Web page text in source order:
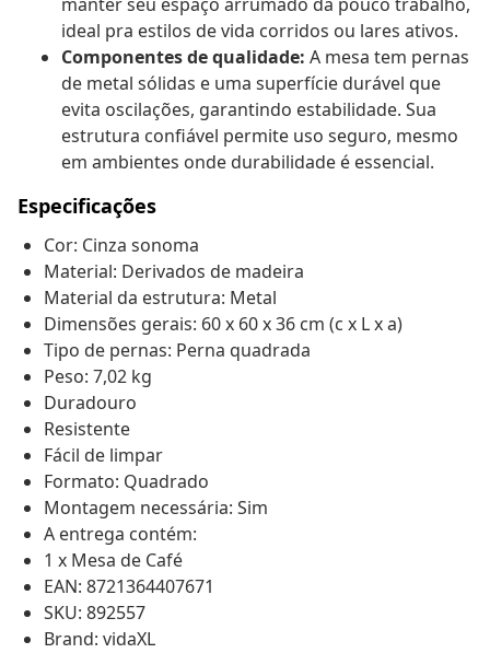
ideal pra estilos de vida corridos ou lares ativos.
Componentes de qualidade: A mesa tem pernas
de metal sólidas e uma superfície durável que
evita oscilações, garantindo estabilidade. Sua
estrutura confiável permite uso seguro, mesmo
em ambientes onde durabilidade é essencial.
Especificações
Cor: Cinza sonoma
Material: Derivados de madeira
Material da estrutura: Metal
Dimensões gerais: 60 x 60 x 36 cm (c x L x a)
Tipo de pernas: Perna quadrada
Peso: 7,02 kg
Duradouro
Resistente
Fácil de limpar
Formato: Quadrado
Montagem necessária: Sim
A entrega contém:
1 x Mesa de Café
EAN: 8721364407671
SKU: 892557
Brand: vidaXL